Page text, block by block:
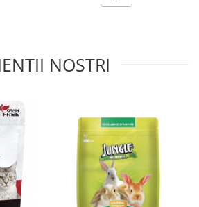
NOSTRI